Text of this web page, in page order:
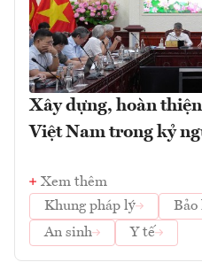
Xây dựng, hoàn
Việt Nam trong kỷ
Xem thêm
Khung pháp lý
Bảo
An sinh
Y tế